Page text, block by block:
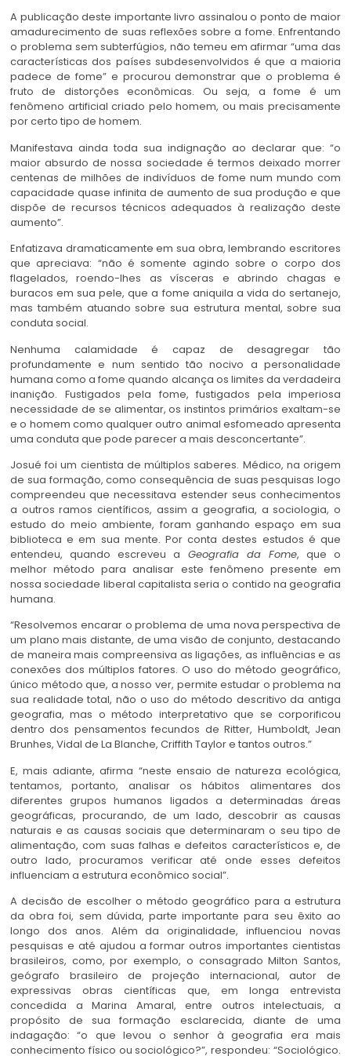
A publicação deste importante livro assinalou o ponto de maior
amadurecimento de suas reflexões sobre a fome. Enfrentando
o problema sem subterfúgios, não temeu em afirmar “uma das
características dos países subdesenvolvidos é que a maioria
padece de fome” e procurou demonstrar que o problema é
fruto de distorções econômicas. Ou seja, a fome é um
fenômeno artificial criado pelo homem, ou mais precisamente
por certo tipo de homem.
Manifestava ainda toda sua indignação ao declarar que: “o
maior absurdo de nossa sociedade é termos deixado morrer
centenas de milhões de indivíduos de fome num mundo com
capacidade quase infinita de aumento de sua produção e que
dispõe de recursos técnicos adequados à realização deste
aumento”.
Enfatizava dramaticamente em sua obra, lembrando escritores
que apreciava: “não é somente agindo sobre o corpo dos
flagelados, roendo-lhes as vísceras e abrindo chagas e
buracos em sua pele, que a fome aniquila a vida do sertanejo,
mas também atuando sobre sua estrutura mental, sobre sua
conduta social.
Nenhuma calamidade é capaz de desagregar tão
profundamente e num sentido tão nocivo a personalidade
humana como a fome quando alcança os limites da verdadeira
inanição. Fustigados pela fome, fustigados pela imperiosa
necessidade de se alimentar, os instintos primários exaltam-se
e o homem como qualquer outro animal esfomeado apresenta
uma conduta que pode parecer a mais desconcertante”.
Josué foi um cientista de múltiplos saberes. Médico, na origem
de sua formação, como consequência de suas pesquisas logo
compreendeu que necessitava estender seus conhecimentos
a outros ramos científicos, assim a geografia, a sociologia, o
estudo do meio ambiente, foram ganhando espaço em sua
biblioteca e em sua mente. Por conta destes estudos é que
entendeu, quando escreveu a Geografia da Fome, que o
melhor método para analisar este fenômeno presente em
nossa sociedade liberal capitalista seria o contido na geografia
humana.
“Resolvemos encarar o problema de uma nova perspectiva de
um plano mais distante, de uma visão de conjunto, destacando
de maneira mais compreensiva as ligações, as influências e as
conexões dos múltiplos fatores. O uso do método geográfico,
único método que, a nosso ver, permite estudar o problema na
sua realidade total, não o uso do método descritivo da antiga
geografia, mas o método interpretativo que se corporificou
dentro dos pensamentos fecundos de Ritter, Humboldt, Jean
Brunhes, Vidal de La Blanche, Criffith Taylor e tantos outros.”
E, mais adiante, afirma “neste ensaio de natureza ecológica,
tentamos, portanto, analisar os hábitos alimentares dos
diferentes grupos humanos ligados a determinadas áreas
geográficas, procurando, de um lado, descobrir as causas
naturais e as causas sociais que determinaram o seu tipo de
alimentação, com suas falhas e defeitos característicos e, de
outro lado, procuramos verificar até onde esses defeitos
influenciam a estrutura econômico social”.
A decisão de escolher o método geográfico para a estrutura
da obra foi, sem dúvida, parte importante para seu êxito ao
longo dos anos. Além da originalidade, influenciou novas
pesquisas e até ajudou a formar outros importantes cientistas
brasileiros, como, por exemplo, o consagrado Milton Santos,
geógrafo brasileiro de projeção internacional, autor de
expressivas obras científicas que, em longa entrevista
concedida a Marina Amaral, entre outros intelectuais, a
propósito de sua formação esclarecida, diante de uma
indagação: “o que levou o senhor à geografia era mais
conhecimento físico ou sociológico?”, respondeu: “Sociológico.